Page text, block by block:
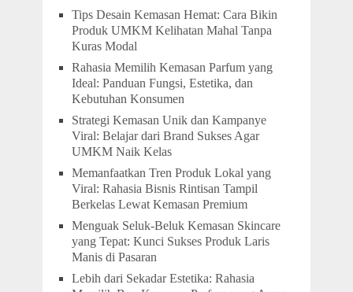
Tips Desain Kemasan Hemat: Cara Bikin
Produk UMKM Kelihatan Mahal Tanpa
Kuras Modal
Rahasia Memilih Kemasan Parfum yang
Ideal: Panduan Fungsi, Estetika, dan
Kebutuhan Konsumen
Strategi Kemasan Unik dan Kampanye
Viral: Belajar dari Brand Sukses Agar
UMKM Naik Kelas
Memanfaatkan Tren Produk Lokal yang
Viral: Rahasia Bisnis Rintisan Tampil
Berkelas Lewat Kemasan Premium
Menguak Seluk-Beluk Kemasan Skincare
yang Tepat: Kunci Sukses Produk Laris
Manis di Pasaran
Lebih dari Sekadar Estetika: Rahasia